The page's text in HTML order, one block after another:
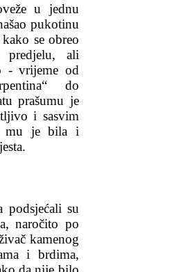
u jednu
pukotinu
se obreo
predjelu, ali
- vrijeme od
do
prašumu je
i sasvim
mu je bila i
su
naročito po
kamenog
i brdima,